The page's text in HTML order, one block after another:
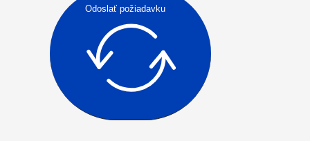
Odoslať požiadavku